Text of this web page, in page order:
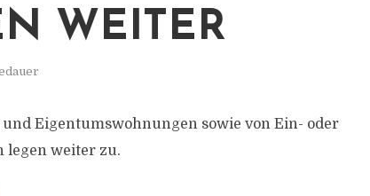
WEITER
Eigentumswohnungen sowie von Ein- oder
legen weiter zu.